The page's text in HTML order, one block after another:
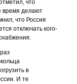
что
время делают
что Россия
отключать кого-
в
И те